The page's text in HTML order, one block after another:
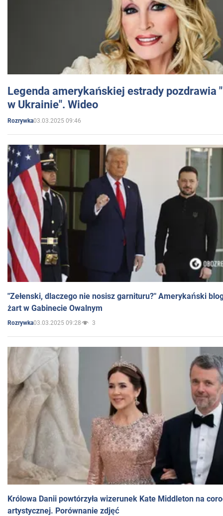
Legenda amerykańskiej estrady pozdrawia
w Ukrainie". Wideo
Rozrywka03.03.2025 09:46
"Zełenski, dlaczego nie nosisz garnituru?" Amerykański
żart w Gabinecie Owalnym
Rozrywka03.03.2025 09:28 3
Królowa Danii powtórzyła wizerunek Kate Middleton na
artystycznej. Porównanie zdjęć